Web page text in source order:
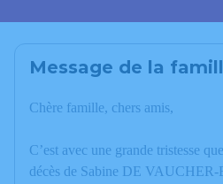
Message de la
Chère famille, chers amis,
C’est avec une grande tristesse
décès de Sabine DE